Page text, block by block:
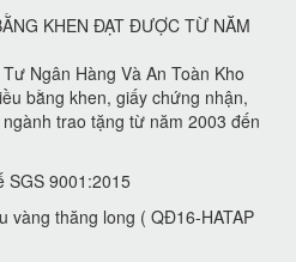
KHEN ĐẠT ĐƯỢC TỪ NĂM
Ngân Hàng Và An Toàn Kho
bằng khen, giấy chứng nhận,
trao tặng từ năm 2003 đến
SGS 9001:2015
vàng thăng long ( QĐ16-HATAP